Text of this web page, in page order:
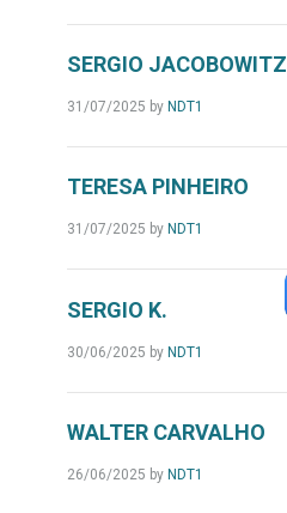
SERGIO JACOBOWITZ
31/07/2025 by NDT1
TERESA PINHEIRO
31/07/2025 by NDT1
SERGIO K.
30/06/2025 by NDT1
WALTER CARVALHO
26/06/2025 by NDT1